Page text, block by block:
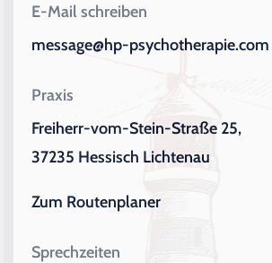
E-Mail schreiben
message@hp-psychotherapie.com
Praxis
Freiherr-vom-Stein-Straße 25,
37235 Hessisch Lichtenau
Zum Routenplaner
Sprechzeiten